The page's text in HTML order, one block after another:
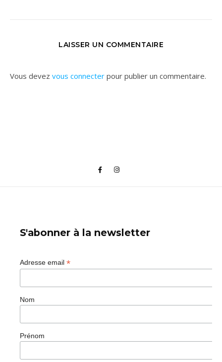
LAISSER UN COMMENTAIRE
Vous devez vous connecter pour publier un commentaire.
S'abonner à la newsletter
Adresse email *
Nom
Prénom